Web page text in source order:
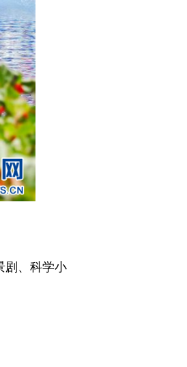
剧、科学小